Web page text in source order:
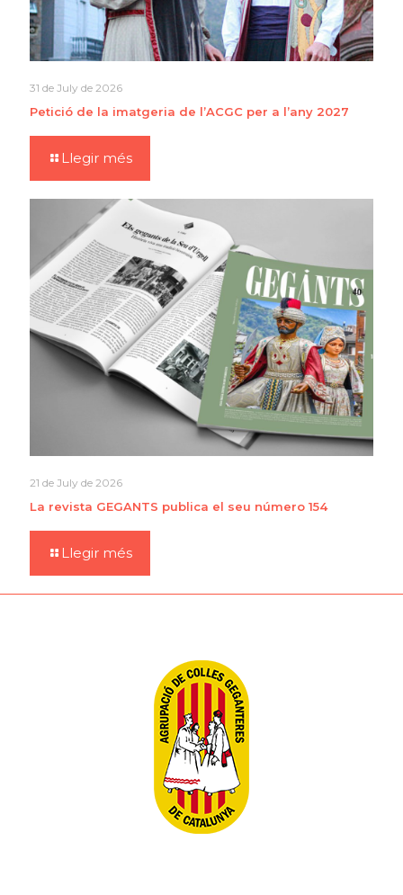
31 de July de 2026
Petició de la imatgeria de l’ACGC per a l’any 2027
Llegir més
21 de July de 2026
La revista GEGANTS publica el seu número 154
Llegir més